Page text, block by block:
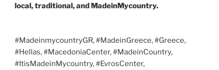
local, traditional, and MadeinMycountry.
#MadeinmycountryGR, #MadeinGreece, #Greece,
#Hellas, #MacedoniaCenter, #MadeinCountry,
#ItisMadeinMycountry, #EvrosCenter,